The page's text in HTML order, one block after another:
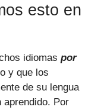
esto en
idiomas por
y que los
de su lengua
aprendido. Por